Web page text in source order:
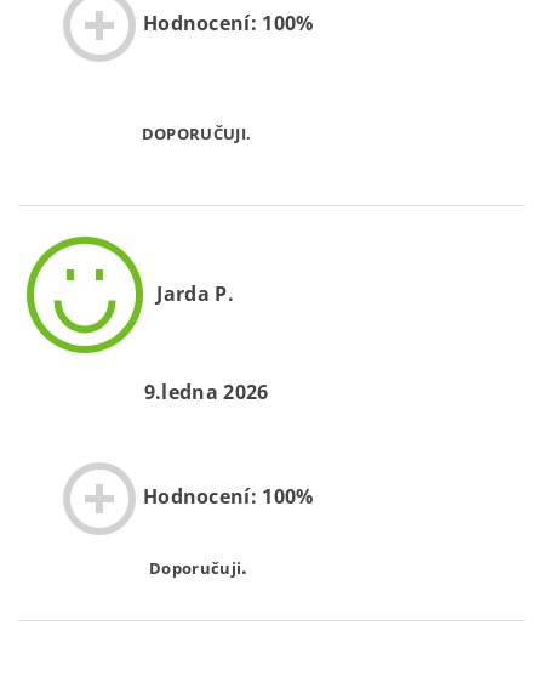
Hodnocení: 100%
DOPORUČUJI.
Jarda P.
9.ledna 2026
Hodnocení: 100%
Doporučuji.